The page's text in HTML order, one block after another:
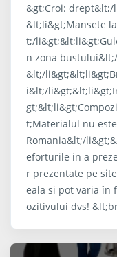
&gt;Croi:
&lt;li&gt;Mansete
t;/
n zona
&lt;/
i&lt;/
t;Materialul nu
Romania&lt;/
eforturile in a
r prezentate pe
eala si pot varia în
ozitivului dvs!